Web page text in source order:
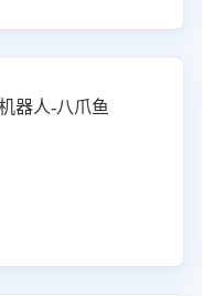
策略，优化资源投放
器人-八爪鱼